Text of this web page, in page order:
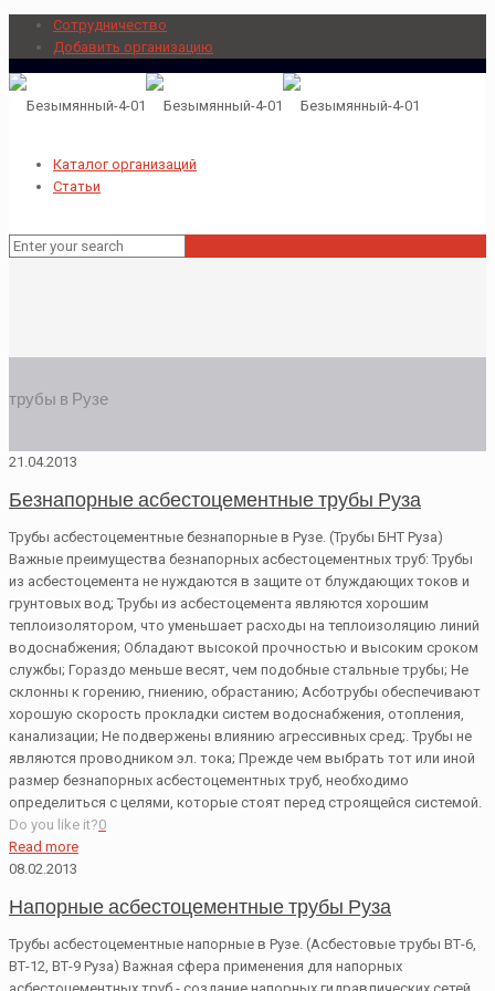
Сотрудничество
Добавить организацию
Каталог организаций
Статьи
трубы в Рузе
21.04.2013
Безнапорные асбестоцементные трубы Руза
Трубы асбестоцементные безнапорные в Рузе. (Трубы БНТ Руза)
Важные преимущества безнапорных асбестоцементных труб: Трубы
из асбестоцемента не нуждаются в защите от блуждающих токов и
грунтовых вод; Трубы из асбестоцемента являются хорошим
теплоизолятором, что уменьшает расходы на теплоизоляцию линий
водоснабжения; Обладают высокой прочностью и высоким сроком
службы; Гораздо меньше весят, чем подобные стальные трубы; Не
склонны к горению, гниению, обрастанию; Асботрубы обеспечивают
хорошую скорость прокладки систем водоснабжения, отопления,
канализации; Не подвержены влиянию агрессивных сред;. Трубы не
являются проводником эл. тока; Прежде чем выбрать тот или иной
размер безнапорных асбестоцементных труб, необходимо
определиться с целями, которые стоят перед строящейся системой.
Do you like it?0
Read more
08.02.2013
Напорные асбестоцементные трубы Руза
Трубы асбестоцементные напорные в Рузе. (Асбестовые трубы ВТ-6,
ВТ-12, ВТ-9 Руза) Важная сфера применения для напорных